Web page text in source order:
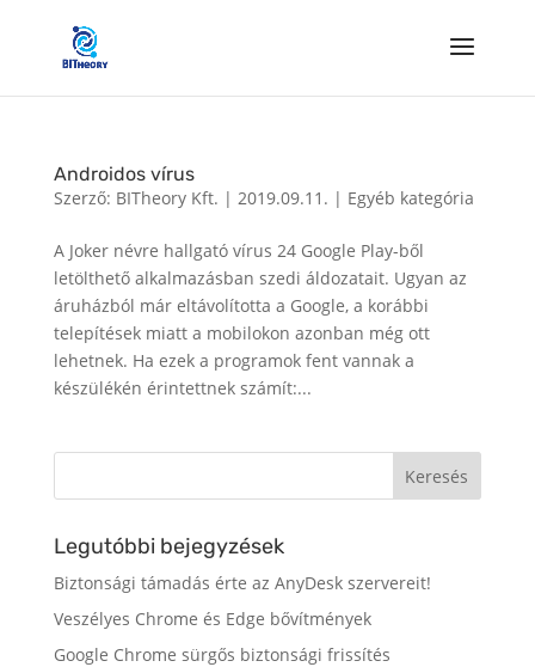
Androidos vírus
Szerző: BITheory Kft. | 2019.09.11. | Egyéb kategória
A Joker névre hallgató vírus 24 Google Play-ből
letölthető alkalmazásban szedi áldozatait. Ugyan az
áruházból már eltávolította a Google, a korábbi
telepítések miatt a mobilokon azonban még ott
lehetnek. Ha ezek a programok fent vannak a
készülékén érintettnek számít:...
Legutóbbi bejegyzések
Biztonsági támadás érte az AnyDesk szervereit!
Veszélyes Chrome és Edge bővítmények
Google Chrome sürgős biztonsági frissítés